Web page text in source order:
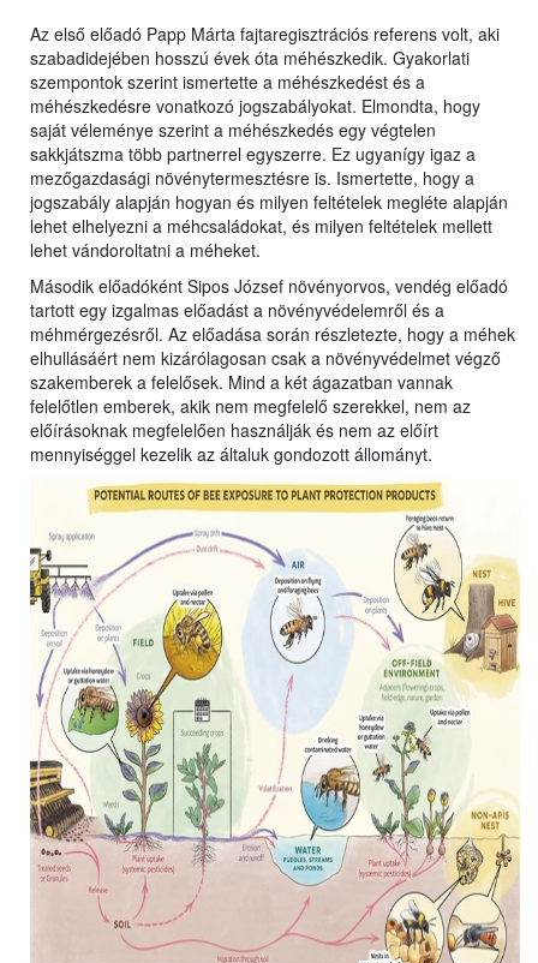
Az első előadó Papp Márta fajtaregisztrációs referens volt, aki
szabadidejében hosszú évek óta méhészkedik. Gyakorlati
szempontok szerint ismertette a méhészkedést és a
méhészkedésre vonatkozó jogszabályokat. Elmondta, hogy
saját véleménye szerint a méhészkedés egy végtelen
sakkjátszma több partnerrel egyszerre. Ez ugyanígy igaz a
mezőgazdasági növénytermesztésre is. Ismertette, hogy a
jogszabály alapján hogyan és milyen feltételek megléte alapján
lehet elhelyezni a méhcsaládokat, és milyen feltételek mellett
lehet vándoroltatni a méheket.
Második előadóként Sipos József növényorvos, vendég előadó
tartott egy izgalmas előadást a növényvédelemről és a
méhmérgezésről. Az előadása során részletezte, hogy a méhek
elhullásáért nem kizárólagosan csak a növényvédelmet végző
szakemberek a felelősek. Mind a két ágazatban vannak
felelőtlen emberek, akik nem megfelelő szerekkel, nem az
előírásoknak megfelelően használják és nem az előírt
mennyiséggel kezelik az általuk gondozott állományt.